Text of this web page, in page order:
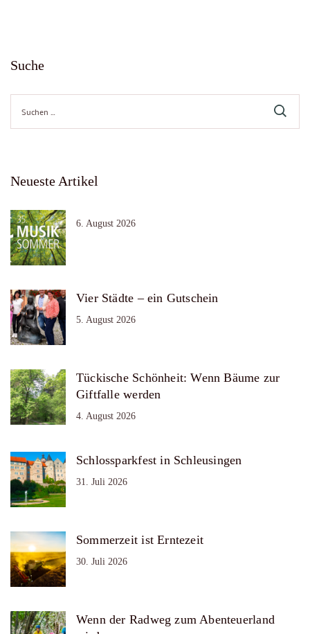
Suche
nach:
Neueste Artikel
6. August 2026
Vier Städte – ein Gutschein
5. August 2026
Tückische Schönheit: Wenn Bäume zur
Giftfalle werden
4. August 2026
Schlossparkfest in Schleusingen
31. Juli 2026
Sommerzeit ist Erntezeit
30. Juli 2026
Wenn der Radweg zum Abenteuerland